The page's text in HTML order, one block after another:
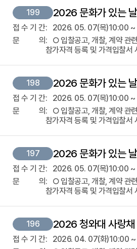
199 2026 문화가 있는
접 수 기 간
2026. 05. 07(목)10:00
문
의
○ 입찰공고, 개찰, 계약
참가자격 등록 및 가격입찰
198 2026 문화가 있는
접 수 기 간
2026. 05. 07(목)10:00
문
의
○ 입찰공고, 개찰, 계약
참가자격 등록 및 가격입찰
197 2026 문화가 있는 날
접 수 기 간
2026. 05. 07(목)10:00
문
의
○ 입찰공고, 개찰, 계약
참가자격 등록 및 가격입찰
196 2026 청와대 사랑채
접 수 기 간
2026. 04. 07(화)10:00